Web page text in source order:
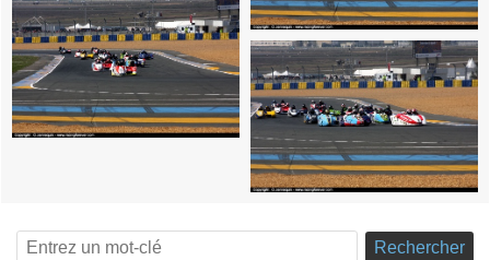
Rechercher